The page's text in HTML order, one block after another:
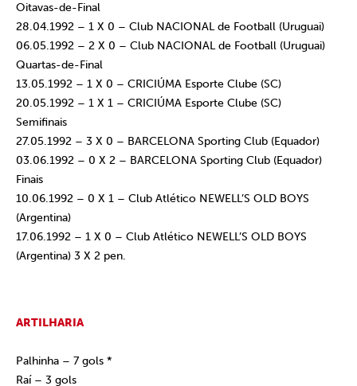
Oitavas-de-Final
28.04.1992 – 1 X 0 – Club NACIONAL de Football (Uruguai)
06.05.1992 – 2 X 0 – Club NACIONAL de Football (Uruguai)
Quartas-de-Final
13.05.1992 – 1 X 0 – CRICIÚMA Esporte Clube (SC)
20.05.1992 – 1 X 1 – CRICIÚMA Esporte Clube (SC)
Semifinais
27.05.1992 – 3 X 0 – BARCELONA Sporting Club (Equador)
03.06.1992 – 0 X 2 – BARCELONA Sporting Club (Equador)
Finais
10.06.1992 – 0 X 1 – Club Atlético NEWELL’S OLD BOYS
(Argentina)
17.06.1992 – 1 X 0 – Club Atlético NEWELL’S OLD BOYS
(Argentina) 3 X 2 pen.
ARTILHARIA
Palhinha – 7 gols *
Raí – 3 gols